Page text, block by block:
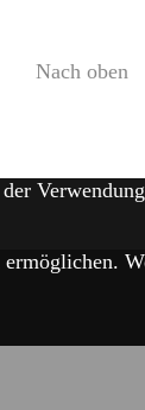
Nach oben